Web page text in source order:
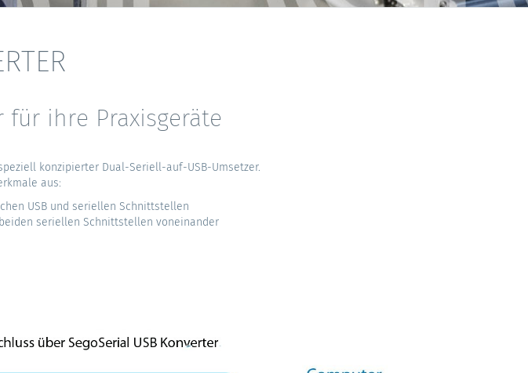
für ihre Praxisgeräte
konzipierter Dual-Seriell-auf-USB-Umsetzer.
aus:
USB und seriellen Schnittstellen
seriellen Schnittstellen voneinander